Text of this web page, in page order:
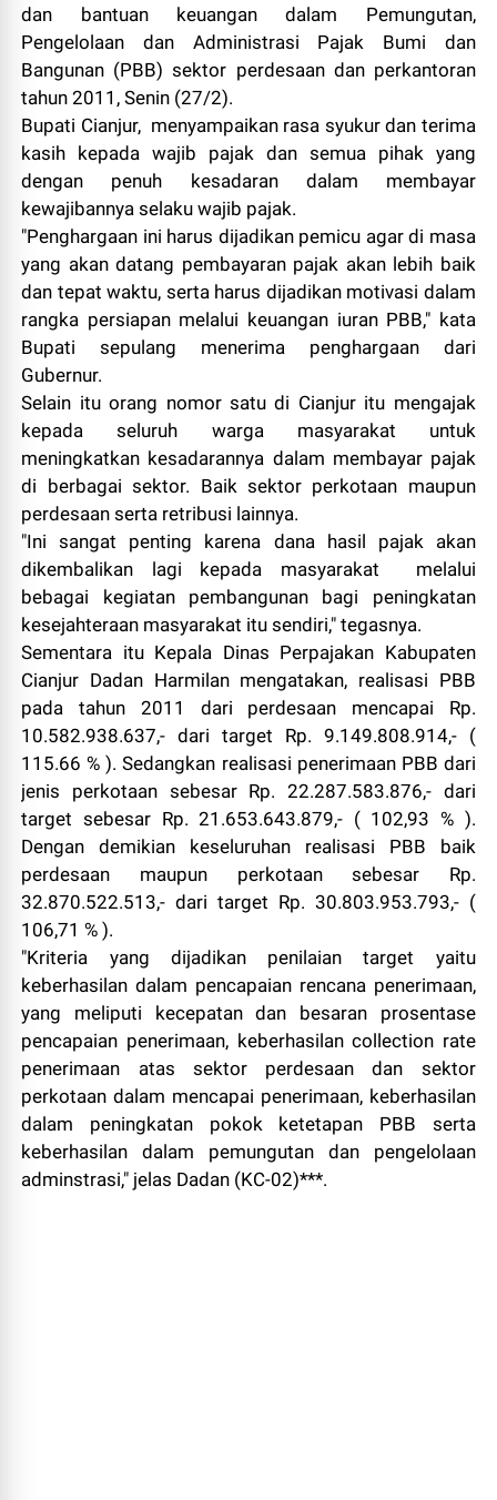
dan bantuan keuangan dalam Pemungutan,
Pengelolaan dan Administrasi Pajak Bumi dan
Bangunan (PBB) sektor perdesaan dan perkantoran
tahun 2011, Senin (27/2).
Bupati Cianjur, menyampaikan rasa syukur dan terima
kasih kepada wajib pajak dan semua pihak yang
dengan penuh kesadaran dalam membayar
kewajibannya selaku wajib pajak.
"Penghargaan ini harus dijadikan pemicu agar di masa
yang akan datang pembayaran pajak akan lebih baik
dan tepat waktu, serta harus dijadikan motivasi dalam
rangka persiapan melalui keuangan iuran PBB," kata
Bupati sepulang menerima penghargaan dari
Gubernur.
Selain itu orang nomor satu di Cianjur itu mengajak
kepada seluruh warga masyarakat untuk
meningkatkan kesadarannya dalam membayar pajak
di berbagai sektor. Baik sektor perkotaan maupun
perdesaan serta retribusi lainnya.
"Ini sangat penting karena dana hasil pajak akan
dikembalikan lagi kepada masyarakat melalui
bebagai kegiatan pembangunan bagi peningkatan
kesejahteraan masyarakat itu sendiri," tegasnya.
Sementara itu Kepala Dinas Perpajakan Kabupaten
Cianjur Dadan Harmilan mengatakan, realisasi PBB
pada tahun 2011 dari perdesaan mencapai Rp.
10.582.938.637,- dari target Rp. 9.149.808.914,- (
115.66 % ). Sedangkan realisasi penerimaan PBB dari
jenis perkotaan sebesar Rp. 22.287.583.876,- dari
target sebesar Rp. 21.653.643.879,- ( 102,93 % ).
Dengan demikian keseluruhan realisasi PBB baik
perdesaan maupun perkotaan sebesar Rp.
32.870.522.513,- dari target Rp. 30.803.953.793,- (
106,71 % ).
"Kriteria yang dijadikan penilaian target yaitu
keberhasilan dalam pencapaian rencana penerimaan,
yang meliputi kecepatan dan besaran prosentase
pencapaian penerimaan, keberhasilan collection rate
penerimaan atas sektor perdesaan dan sektor
perkotaan dalam mencapai penerimaan, keberhasilan
dalam peningkatan pokok ketetapan PBB serta
keberhasilan dalam pemungutan dan pengelolaan
adminstrasi," jelas Dadan (KC-02)***.